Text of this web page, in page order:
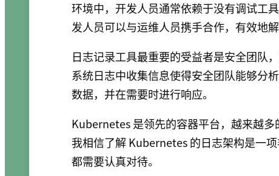
环境中，开发人员通常依赖于没有调试工
发人员可以与运维人员携手合作，有效地解
日志记录工具最重要的受益者是安全团队
系统日志中收集信息使得安全团队能够分
数据，并在需要时进行响应。
Kubernetes 是领先的容器平台，越来越
我相信了解 Kubernetes 的日志架构是一
都需要认真对待。